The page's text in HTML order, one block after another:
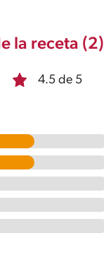
la receta (2)
4.5 de 5